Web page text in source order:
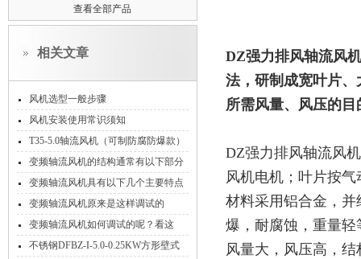
查看全部产品
相关文章
风机选型一般步骤
风机安装使用常识须知
T35-5.0轴流风机（可制防腐防爆款）
变频轴流风机的结构通常有以下部分
组成
变频轴流风机具有以下几个主要特点
变频轴流风机原来是这样调试的
变频轴流风机如何调试的呢？看这
里！
不锈钢DFBZ-I-5.0-0.25KW方形壁式
DZ强力排风轴流风
法，研制成宽叶片
所需风量、风压的
DZ强力排风轴流风
风机电机；叶片按
材料采用铝合金，
爆，耐腐蚀，重量
风量大，风压高，